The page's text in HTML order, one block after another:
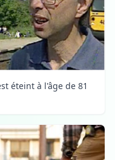
éteint à l'âge de 81